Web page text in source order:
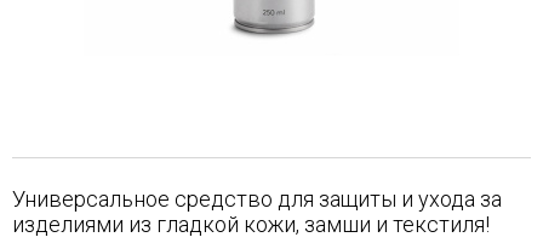
Универсальное средство для защиты и ухода за
изделиями из гладкой кожи, замши и текстиля!